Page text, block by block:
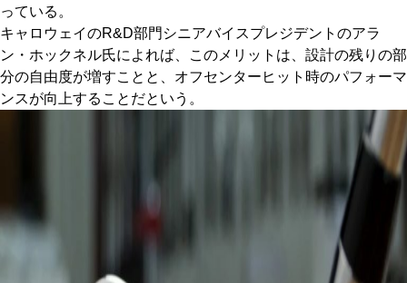
っている。
キャロウェイのR&D部門シニアバイスプレジデントのアラ
ン・ホックネル氏によれば、このメリットは、設計の残りの部
分の自由度が増すことと、オフセンターヒット時のパフォーマ
ンスが向上することだという。